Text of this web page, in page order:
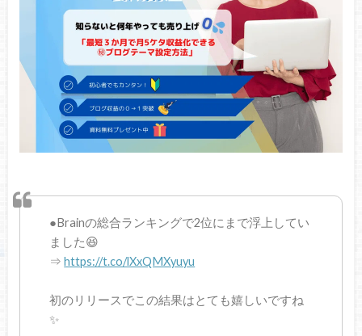
●Brainの総合ランキングで2位にまで浮上してい
ました😆
⇒ https://t.co/lXxQMXyuyu
初のリリースでこの結果はとても嬉しいですね
✨